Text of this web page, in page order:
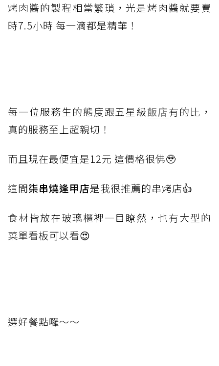
烤肉醬的製程相當繁瑣，光是烤肉醬就要費
時7.5小時 每一滴都是精華！
每一位服務生的態度跟五星級飯店有的比，
真的服務至上超親切！
而且現在最便宜是12元 這價格很佛🥹
這間柒串燒逢甲店是我很推薦的串烤店👍
食材皆放在玻璃櫃裡一目瞭然，也有大型的
菜單看板可以看😍
選好餐點囉～～